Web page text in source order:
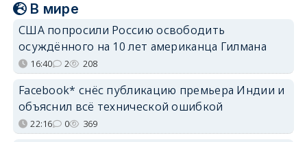
В мире
США попросили Россию освободить
осуждённого на 10 лет американца Гилмана
16:40 2 208
Facebook* снёс публикацию премьера Индии и
объяснил всё технической ошибкой
22:16 0 369